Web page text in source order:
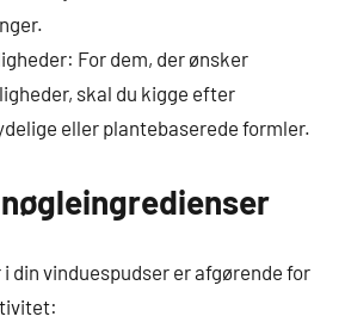
For dem, der ønsker
skal du kigge efter
eller plantebaserede formler.
i din vinduespudser er afgørende for